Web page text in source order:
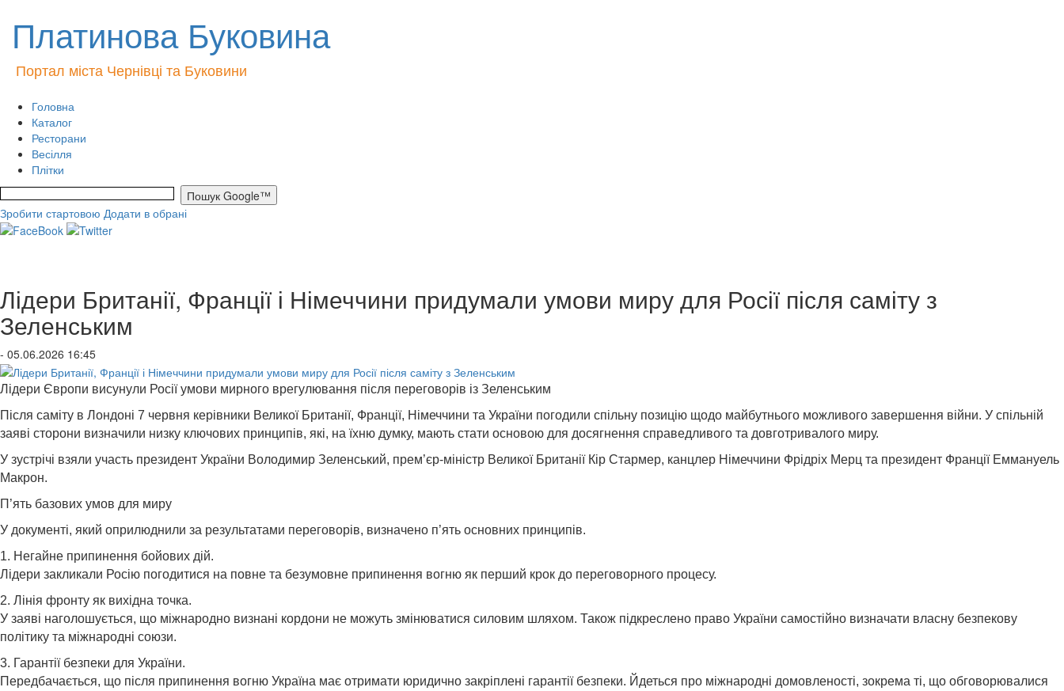
Платинова Буковина
Портал міста Чернівці та Буковини
Головна
Каталог
Ресторани
Весілля
Плітки
Зробити стартовою Додати в обрані
Лідери Британії, Франції і Німеччини придумали умови миру для Росії після саміту з
Зеленським
- 05.06.2026 16:45
Лідери Європи висунули Росії умови мирного врегулювання після переговорів із Зеленським
Після саміту в Лондоні 7 червня керівники Великої Британії, Франції, Німеччини та України погодили спільну позицію щодо майбутнього можливого завершення війни. У спільній
заяві сторони визначили низку ключових принципів, які, на їхню думку, мають стати основою для досягнення справедливого та довготривалого миру.
У зустрічі взяли участь президент України Володимир Зеленський, прем’єр-міністр Великої Британії Кір Стармер, канцлер Німеччини Фрідріх Мерц та президент Франції Еммануель
Макрон.
П’ять базових умов для миру
У документі, який оприлюднили за результатами переговорів, визначено п’ять основних принципів.
1. Негайне припинення бойових дій.
Лідери закликали Росію погодитися на повне та безумовне припинення вогню як перший крок до переговорного процесу.
2. Лінія фронту як вихідна точка.
У заяві наголошується, що міжнародно визнані кордони не можуть змінюватися силовим шляхом. Також підкреслено право України самостійно визначати власну безпекову
політику та міжнародні союзи.
3. Гарантії безпеки для України.
Передбачається, що після припинення вогню Україна має отримати юридично закріплені гарантії безпеки. Йдеться про міжнародні домовленості, зокрема ті, що обговорювалися